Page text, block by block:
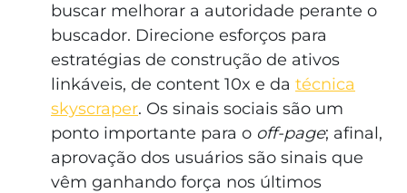
buscar melhorar a autoridade perante o
buscador. Direcione esforços para
estratégias de construção de ativos
linkáveis, de content 10x e da técnica
skyscraper. Os sinais sociais são um
ponto importante para o off-page; afinal,
aprovação dos usuários são sinais que
vêm ganhando força nos últimos